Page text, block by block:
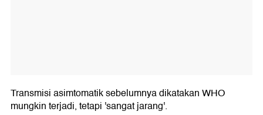
Transmisi asimtomatik sebelumnya dikatakan WHO
mungkin terjadi, tetapi 'sangat jarang'.